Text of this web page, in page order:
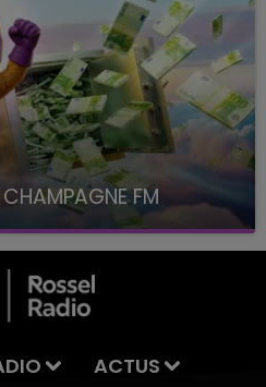
FM
FM, à 8H10
ACTUS